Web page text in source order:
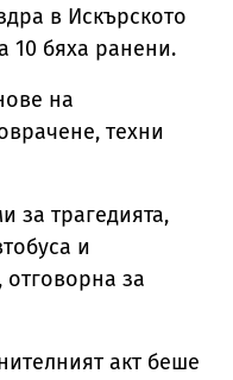
в Искърското
10 бяха ранени.
на
техни
за трагедията,
и
за
акт беше